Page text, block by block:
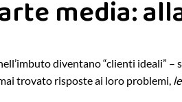
media:
diventano “clienti ideali” –
trovato risposte ai loro problemi,